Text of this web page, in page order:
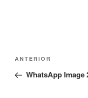
Navegación
entradas
Entrada
anterior:
ANTERIOR
WhatsApp Image